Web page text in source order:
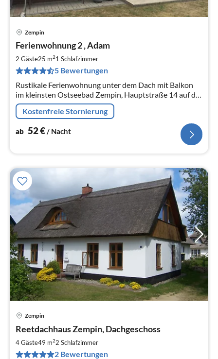
Zempin
Ferienwohnung 2 , Adam
2 Gäste25 m21 Schlafzimmer
5 Bewertungen
Rustikale Ferienwohnung unter dem Dach mit Balkon
im kleinsten Ostseebad Zempin, Hauptstraße 14 auf der
Insel Usedom, Ferienwohnung für 2 Personen
Kostenfreie Stornierung
ab 52€/ Nacht
Zempin
Reetdachhaus Zempin, Dachgeschoss
4 Gäste49 m22 Schlafzimmer
2 Bewertungen